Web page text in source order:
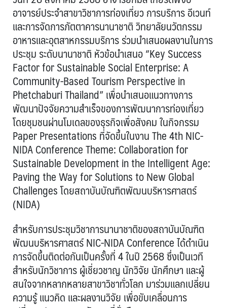
อาจารย์ประจำสาขาวิชาการท่องเที่ยว การบริการ อีเวนท์
และการจัดการภัตตาคารนานาชาติ วิทยาลัยนวัตกรรม
อาหารและอุตสาหกรรมบริการ ร่วมนำเสนอผลงานในการ
ประชุม ระดับนานาชาติ หัวข้อนำเสนอ “Key Success
Factor for Sustainable Social Enterprise: A
Community-Based Tourism Perspective in
Phetchaburi Thailand” เพื่อนำเสนอแนวทางการ
พัฒนาปัจจัยความสำเร็จของการพัฒนาการท่องเที่ยว
โดยชุมชนผ่านโมเดลของธุรกิจเพื่อสังคม ในกิจกรรม
Paper Presentations ที่จัดขึ้นในงาน The 4th NIC-
NIDA Conference Theme: Collaboration for
Sustainable Development in the Intelligent Age:
Paving the Way for Solutions to New Global
Challenges โดยสถาบันบัณฑิตพัฒนบริหารศาสตร์
(NIDA)
สำหรับการประชุมวิชาการนานาชาติของสถาบันบัณฑิต
พัฒนบริหารศาสตร์ NIC-NIDA Conference ได้ดำเนิน
การจัดขึ้นติดต่อกันเป็นครั้งที่ 4 ในปี 2568 ซึ่งเป็นเวที
สำหรับนักวิชาการ ผู้เชี่ยวชาญ นักวิจัย นักศึกษา และผู้
สนใจจากหลากหลายสาขาวิชาทั่วโลก มาร่วมแลกเปลี่ยน
ความรู้ แนวคิด และผลงานวิจัย เพื่อขับเคลื่อนการ